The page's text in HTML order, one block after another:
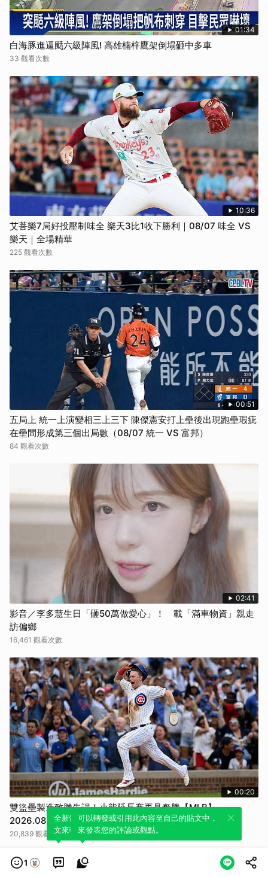
01:34
白海豚進逼颳六級陣風! 高雄楠梓鷹架倒塌砸中多車
33 觀看次數
10:36
艾菩樂7局好投壓制味全 樂天3比1收下勝利｜08/07 味全 VS
樂天｜全場精華
225 觀看次數
00:51
五局上 統一上演變相三上三下 陳傑憲安打上壘後出現跑壘瑕疵
在壘間形成第三個出局數（08/07 統一 VS 富邦）
84 觀看次數
02:41
影音／李多慧生日「砸50萬做愛心」！ 載「滿車物資」親走
訪偏鄉
16,461 觀看次數
00:20
雙盜壘製造致勝失誤！小熊延長賽再見奪勝【MLB】
2026.08.07
20,839 觀看次數
1
全新體驗！一鍵引用此內容，透過發布貼
文來輕鬆表達個人立場。
可以轉發或引用此內容至自己的貼文中，
來發表您的評論或觀點。